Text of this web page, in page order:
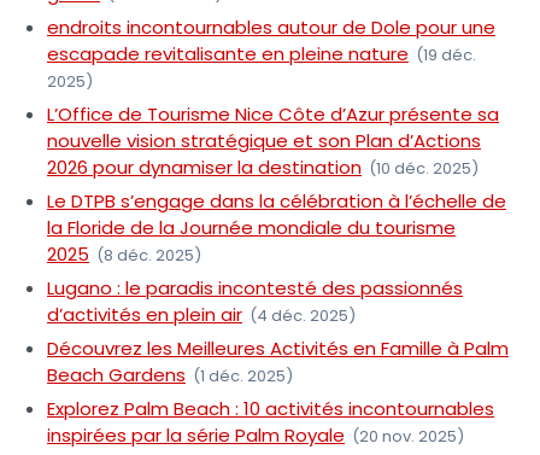
endroits incontournables autour de Dole pour une
escapade revitalisante en pleine nature (19 déc.
2025)
L’Office de Tourisme Nice Côte d’Azur présente sa
nouvelle vision stratégique et son Plan d’Actions
2026 pour dynamiser la destination (10 déc. 2025)
Le DTPB s’engage dans la célébration à l’échelle de
la Floride de la Journée mondiale du tourisme
2025 (8 déc. 2025)
Lugano : le paradis incontesté des passionnés
d’activités en plein air (4 déc. 2025)
Découvrez les Meilleures Activités en Famille à Palm
Beach Gardens (1 déc. 2025)
Explorez Palm Beach : 10 activités incontournables
inspirées par la série Palm Royale (20 nov. 2025)